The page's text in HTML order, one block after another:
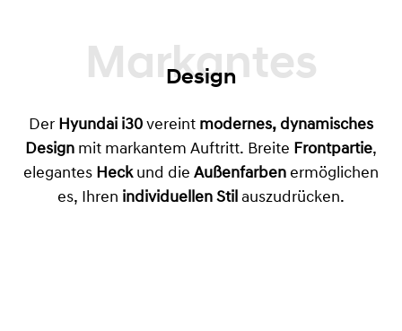
Markantes
Design
Der Hyundai i30 vereint modernes, dynamisches
Design mit markantem Auftritt. Breite Frontpartie,
elegantes Heckund die Außenfarben ermöglichen
es, Ihren individuellen Stil auszudrücken.